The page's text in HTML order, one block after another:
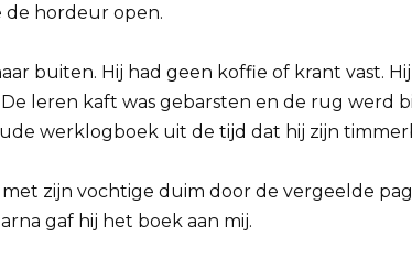
hordeur open.
buiten. Hij had geen koffie of krant vast.
leren kaft was gebarsten en de rug werd
werklogboek uit de tijd dat hij zijn
zijn vochtige duim door de vergeelde
gaf hij het boek aan mij.